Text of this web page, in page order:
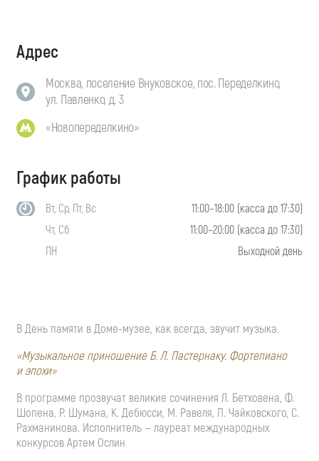
Адрес
Москва, поселение Внуковское, пос. Переделкино,
ул. Павленко, д. 3
«Новопеределкино»
График работы
Вт, Ср, Пт, Вс
11:00–18:00 (касса до 17:30)
Чт, Сб
11:00–20:00 (касса до 17:30)
ПН
Выходной день
В День памяти вДоме-музее, как всегда, звучит музыка.
«Музыкальное приношениеБ. Л. Пастернаку. Фортепиано
и эпохи»
В программе прозвучат великие сочинения Л. Бетховена, Ф.
Шопена, Р. Шумана, К. Дебюсси, М. Равеля, П. Чайковского, С.
Рахманинова. Исполнитель — лауреат международных
конкурсов Артем Ослин